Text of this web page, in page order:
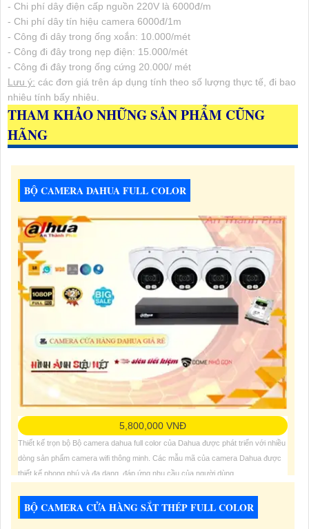
- Chi phí dây điện cấp nguồn 220V là 6000đ/m
- Chi phí dây tín hiệu camera 6000đ/1m
- Công đi dây trong ống xoắn: 10.000/mét
- Công đi đây trong nẹp điện: 15.000/mét
- Công đi đây trong ống cứng 20.000/ mét
Lưu ý: các đơn giá trên áp dụng tính theo số lượng thực tế, đi bao
nhiêu tính bấy nhiêu.
THAM KHẢO NHỮNG SẢN PHẨM CŨNG
HÃNG
BỘ CAMERA DAHUA FULL COLOR
5,800,000 VNĐ
Thiết kế trọn bộ Bộ camera dahua full color của Dahua được phát triển với nhiều
dòng sản phẩm camera wifi thông minh. Các mẫu mã của camera Dahua được
thiết kế phong phú và đa dạng, đáp ứng nhu cầu của người dùng.
BỘ CAMERA CỬA HÀNG SẮT THÉP FULL COLOR